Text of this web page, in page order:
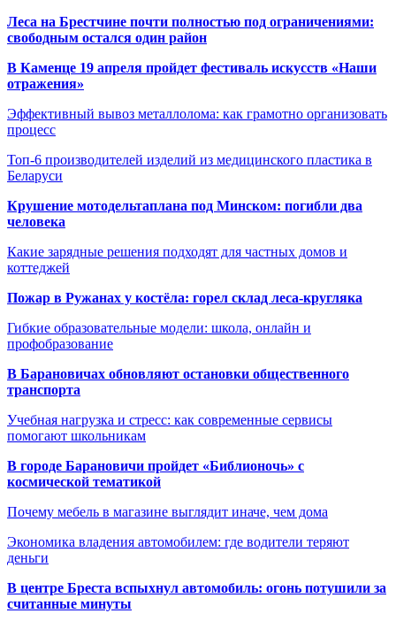
Леса на Брестчине почти полностью под ограничениями:
свободным остался один район
В Каменце 19 апреля пройдет фестиваль искусств «Наши
отражения»
Эффективный вывоз металлолома: как грамотно организовать
процесс
Топ-6 производителей изделий из медицинского пластика в
Беларуси
Крушение мотодельтаплана под Минском: погибли два
человека
Какие зарядные решения подходят для частных домов и
коттеджей
Пожар в Ружанах у костёла: горел склад леса-кругляка
Гибкие образовательные модели: школа, онлайн и
профобразование
В Барановичах обновляют остановки общественного
транспорта
Учебная нагрузка и стресс: как современные сервисы
помогают школьникам
В городе Барановичи пройдет «Библионочь» с
космической тематикой
Почему мебель в магазине выглядит иначе, чем дома
Экономика владения автомобилем: где водители теряют
деньги
В центре Бреста вспыхнул автомобиль: огонь потушили за
считанные минуты